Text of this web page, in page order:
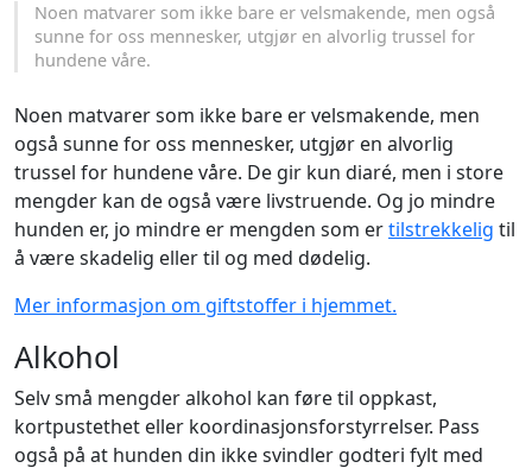
Noen matvarer som ikke bare er velsmakende, men også
sunne for oss mennesker, utgjør en alvorlig trussel for
hundene våre.
Noen matvarer som ikke bare er velsmakende, men
også sunne for oss mennesker, utgjør en alvorlig
trussel for hundene våre. De gir kun diaré, men i store
mengder kan de også være livstruende. Og jo mindre
hunden er, jo mindre er mengden som ertilstrekkelig til
å være skadelig eller til og med dødelig.
Mer informasjon om giftstoffer i hjemmet.
Alkohol
Selv små mengder alkohol kan føre til oppkast,
kortpustethet eller koordinasjonsforstyrrelser. Pass
også på at hunden din ikke svindler godteri fylt med